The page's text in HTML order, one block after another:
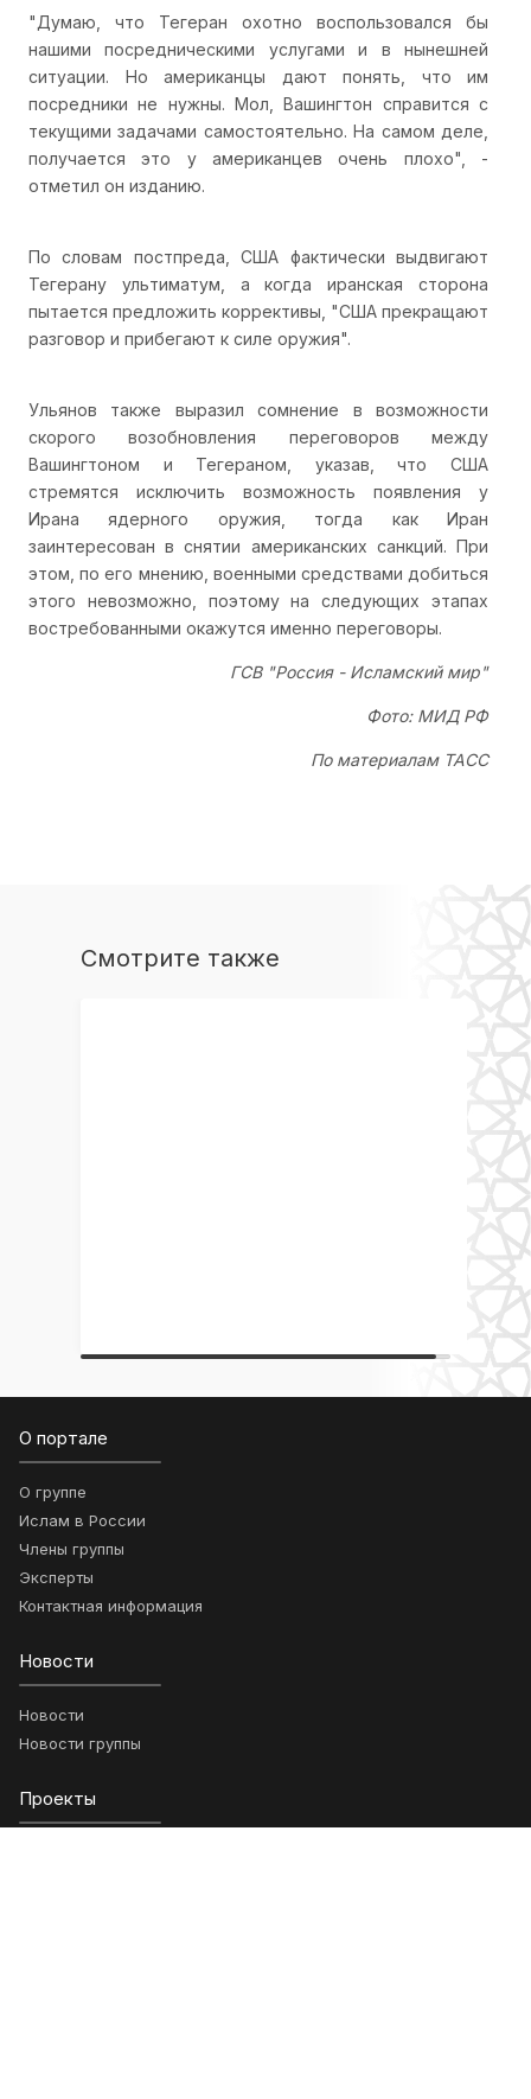
"Думаю, что Тегеран охотно воспользовался бы
нашими посредническими услугами и в нынешней
ситуации. Но американцы дают понять, что им
посредники не нужны. Мол, Вашингтон справится с
текущими задачами самостоятельно. На самом деле,
получается это у американцев очень плохо", -
отметил он изданию.
По словам постпреда, США фактически выдвигают
Тегерану ультиматум, а когда иранская сторона
пытается предложить коррективы, "США прекращают
разговор и прибегают к силе оружия".
Ульянов также выразил сомнение в возможности
скорого возобновления переговоров между
Вашингтоном и Тегераном, указав, что США
стремятся исключить возможность появления у
Ирана ядерного оружия, тогда как Иран
заинтересован в снятии американских санкций. При
этом, по его мнению, военными средствами добиться
этого невозможно, поэтому на следующих этапах
востребованными окажутся именно переговоры.
ГСВ "Россия - Исламский мир"
Фото: МИД РФ
По материалам ТАСС
Смотрите также
О портале
О группе
Ислам в России
Члены группы
Эксперты
Контактная информация
Новости
Новости
Новости группы
Проекты